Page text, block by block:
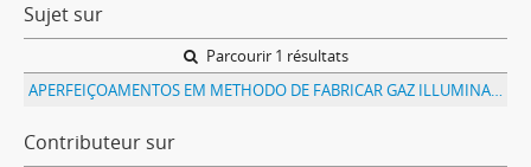
Sujet sur
Parcourir 1 résultats
APERFEIÇOAMENTOS EM METHODO DE FABRICAR GAZ ILLUMINANTE LIQUEFEITO, E APPARELHO PARA ESSE FIM
Contributeur sur